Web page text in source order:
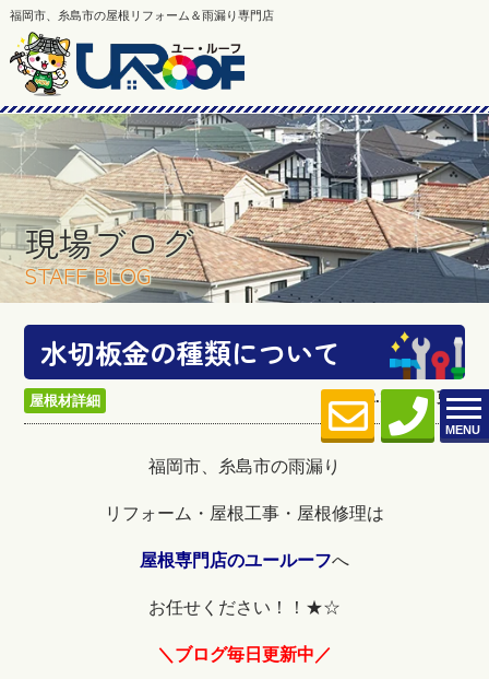
福岡市、糸島市の屋根リフォーム＆雨漏り専門店
MENU
現場ブログ
STAFF BLOG
水切板金の種類について
屋根材詳細 2023.12.19 (Tue) 更新
福岡市、糸島市の雨漏り
リフォーム・屋根工事・屋根修理は
屋根専門店のユールーフへ
お任せください！！★☆
＼ブログ毎日更新中／